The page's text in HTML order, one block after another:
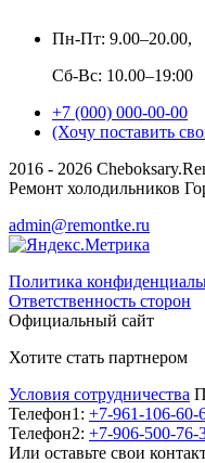
Пн-Пт: 9.00–20.00,
Сб-Вс: 10.00–19:00
+7 (000) 000-00-00
(Хочу поставить
2016 - 2026
Ремонт холодильников
admin@remontke.ru
Политика
Ответственность сторон
Официальный сайт
Хотите стать партнером
Условия сотрудничества
Телефон1: +7-961-106-60-
Телефон2: +7-906-500-76-
Или оставьте свои